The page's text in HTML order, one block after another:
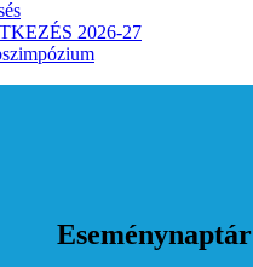
2026-27
Eseménynaptár